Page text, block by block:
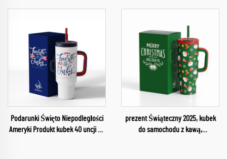
Izolacją ze Stali Nierdzewnej na
Podarunki Święto Niepodległości
Ameryki Produkt kubek 40 uncji na
prezent Świąteczny 2025, kubek
do samochodu z kawą,